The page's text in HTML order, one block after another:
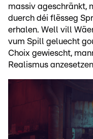
massiv ageschränkt,
duerch déi flësseg
erhalen. Well vill
vum Spill geluecht
Choix gewiescht,
Realismus